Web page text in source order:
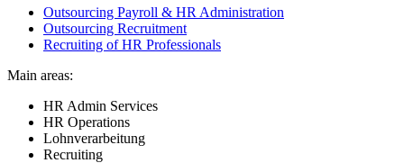
Outsourcing Payroll & HR Administration
Outsourcing Recruitment
Recruiting of HR Professionals
Main areas:
HR Admin Services
HR Operations
Lohnverarbeitung
Recruiting